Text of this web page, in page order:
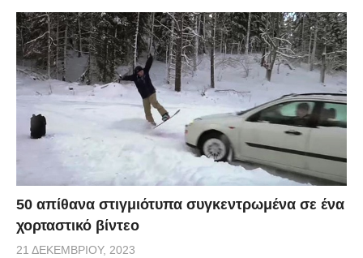
50 απίθανα στιγμιότυπα συγκεντρωμένα σε ένα
χορταστικό βίντεο
21 ΔΕΚΕΜΒΡΊΟΥ, 2023